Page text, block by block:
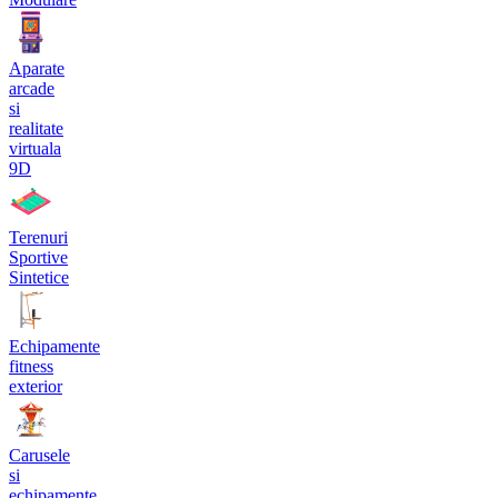
Aparate
arcade
si
realitate
virtuala
9D
Terenuri
Sportive
Sintetice
Echipamente
fitness
exterior
Carusele
si